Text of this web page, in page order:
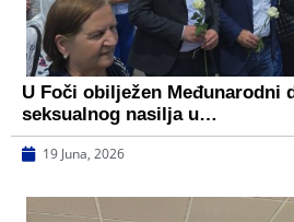
U Foči obilježen Međunarodni
seksualnog nasilja u…
19 Juna, 2026